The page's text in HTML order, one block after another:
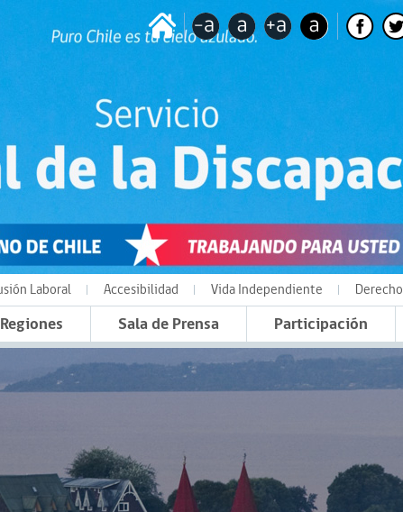
Laboral Accesibilidad Vida Independiente Derecho
Regiones Sala de Prensa Participación